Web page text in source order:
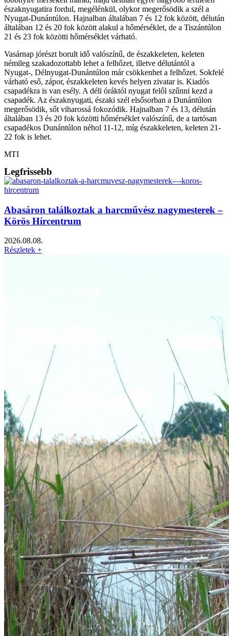
északnyugatira fordul, megélénkül, olykor megerősödik a szél a
Nyugat-Dunántúlon. Hajnalban általában 7 és 12 fok között, délután
általában 12 és 20 fok között alakul a hőmérséklet, de a Tiszántúlon
21 és 23 fok közötti hőmérséklet várható.
Vasárnap jórészt borult idő valószínű, de északkeleten, keleten
némileg szakadozottabb lehet a felhőzet, illetve délutántól a
Nyugat-, Délnyugat-Dunántúlon már csökkenhet a felhőzet. Sokfelé
várható eső, zápor, északkeleten kevés helyen zivatar is. Kiadós
csapadékra is van esély. A déli óráktól nyugat felől szűnni kezd a
csapadék. Az északnyugati, északi szél elsősorban a Dunántúlon
megerősödik, sőt viharossá fokozódik. Hajnalban 7 és 13, délután
általában 13 és 20 fok közötti hőmérséklet valószínű, de a tartósan
csapadékos Dunántúlon néhol 11-12, míg északkeleten, keleten 21-
22 fok is lehet.
MTI
Legfrissebb
Abasáron találkoztak a harcművész nagymesterek –
Körös Hírcentrum
2026.08.08.
Részletek +